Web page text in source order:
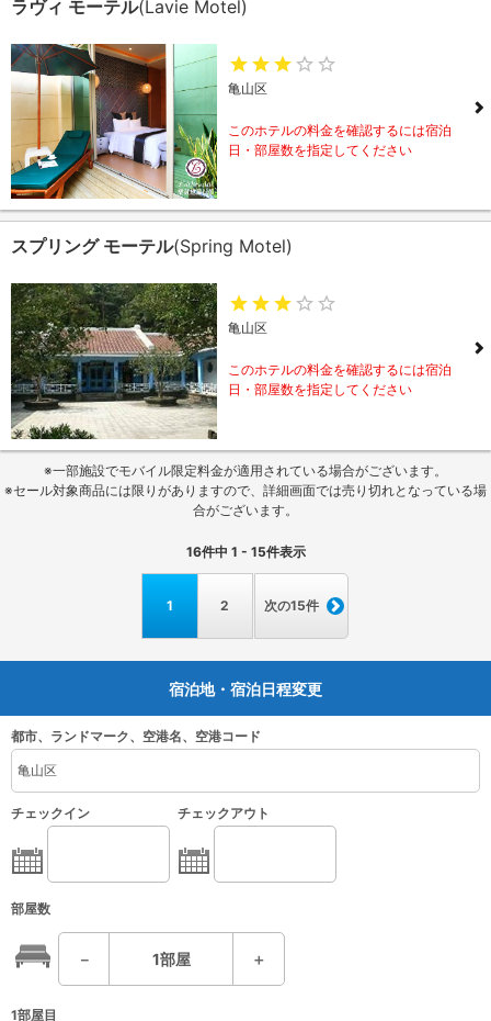
ラヴィ モーテル(Lavie Motel)
亀山区
このホテルの料金を確認するには宿泊
日・部屋数を指定してください
スプリング モーテル(Spring Motel)
亀山区
このホテルの料金を確認するには宿泊
日・部屋数を指定してください
※一部施設でモバイル限定料金が適用されている場合がございます。
※セール対象商品には限りがありますので、詳細画面では売り切れとなっている場
合がございます。
16件中 1 - 15件表示
1 2 次の15件
宿泊地・宿泊日程変更
都市、ランドマーク、空港名、空港コード
チェックイン チェックアウト
部屋数
－ 1部屋 ＋
1部屋目